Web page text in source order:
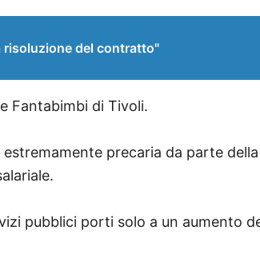
risoluzione del contratto"
Fantabimbi di Tivoli.
precaria da parte
pubblici porti solo a un aumento